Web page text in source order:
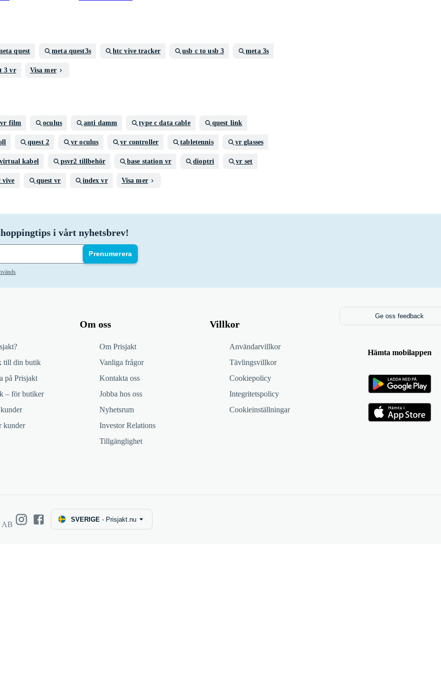
quest meta quest3s htc vive tracker usb c to usb 3 meta 3s
3 vr Visa mer
vr film oculus anti damm type c data cable quest link
quest 2 vr oculus vr controller tabletennis vr glasses
virtual kabel psvr2 tillbehör base station vr dioptri vr set
vive quest vr index vr Visa mer
i vårt nyhetsbrev!
Prenumerera
till din butik
på Prisjakt
– för butiker
kunder
Om oss
Om Prisjakt
Vanliga frågor
Kontakta oss
Jobba hos oss
Nyhetsrum
Investor Relations
Tillgänglighet
Villkor
Användarvillkor
Tävlingsvillkor
Cookiepolicy
Integritetspolicy
Cookieinställningar
Ge oss feedback
Hämta mobilappen
AB
SVERIGE - Prisjakt.nu